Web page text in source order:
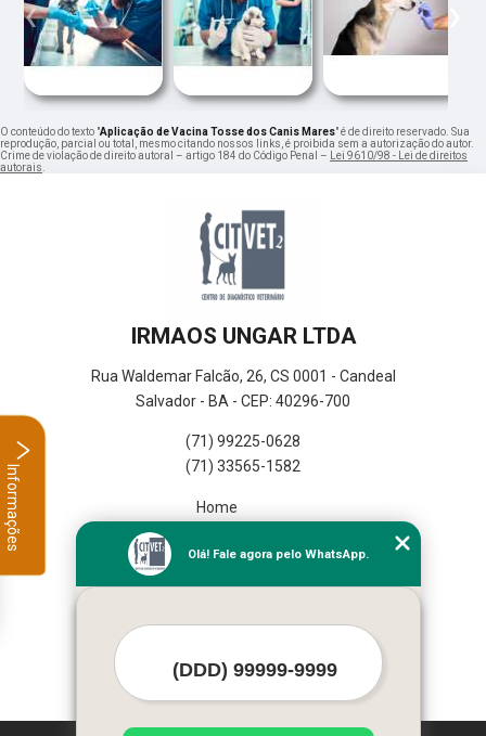
‹ ›
O conteúdo do texto "Aplicação de Vacina Tosse dos Canis Mares" é de direito reservado. Sua
reprodução, parcial ou total, mesmo citando nossos links, é proibida sem a autorização do autor.
Crime de violação de direito autoral – artigo 184 do Código Penal – Lei 9610/98 - Lei de direitos
autorais.
IRMAOS UNGAR LTDA
Rua Waldemar Falcão, 26, CS 0001 - Candeal
Salvador - BA - CEP: 40296-700
(71) 99225-0628
(71) 33565-1582
Home
Missão
Serviços
Olá! Fale agora pelo WhatsApp.
Informações